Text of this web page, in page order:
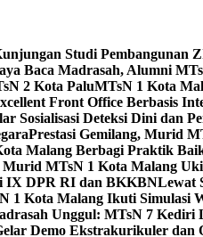
Studi Pembangunan
Baca Madrasah, Alumni
2 Kota PaluMTsN 1 Kota
Front Office Berbasis
Sosialisasi Deteksi Dini dan
Prestasi Gemilang, Murid
Malang Berbagi Praktik
Murid MTsN 1 Kota Malang
IX DPR RI dan BKKBNLewat
Kota Malang Ikuti Simulasi
Unggul: MTsN 7 Kediri
Demo Ekstrakurikuler dan